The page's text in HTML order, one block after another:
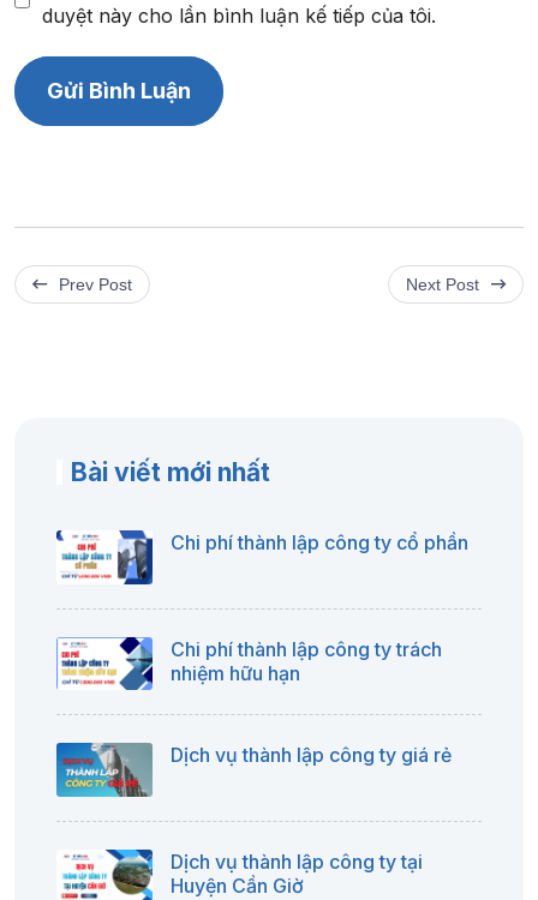
duyệt này cho lần bình luận kế tiếp của tôi.
Prev Post Next Post
Bài viết mới nhất
Chi phí thành lập công ty cổ phần
Chi phí thành lập công ty trách
nhiệm hữu hạn
Dịch vụ thành lập công ty giá rẻ
Dịch vụ thành lập công ty tại
Huyện Cần Giờ